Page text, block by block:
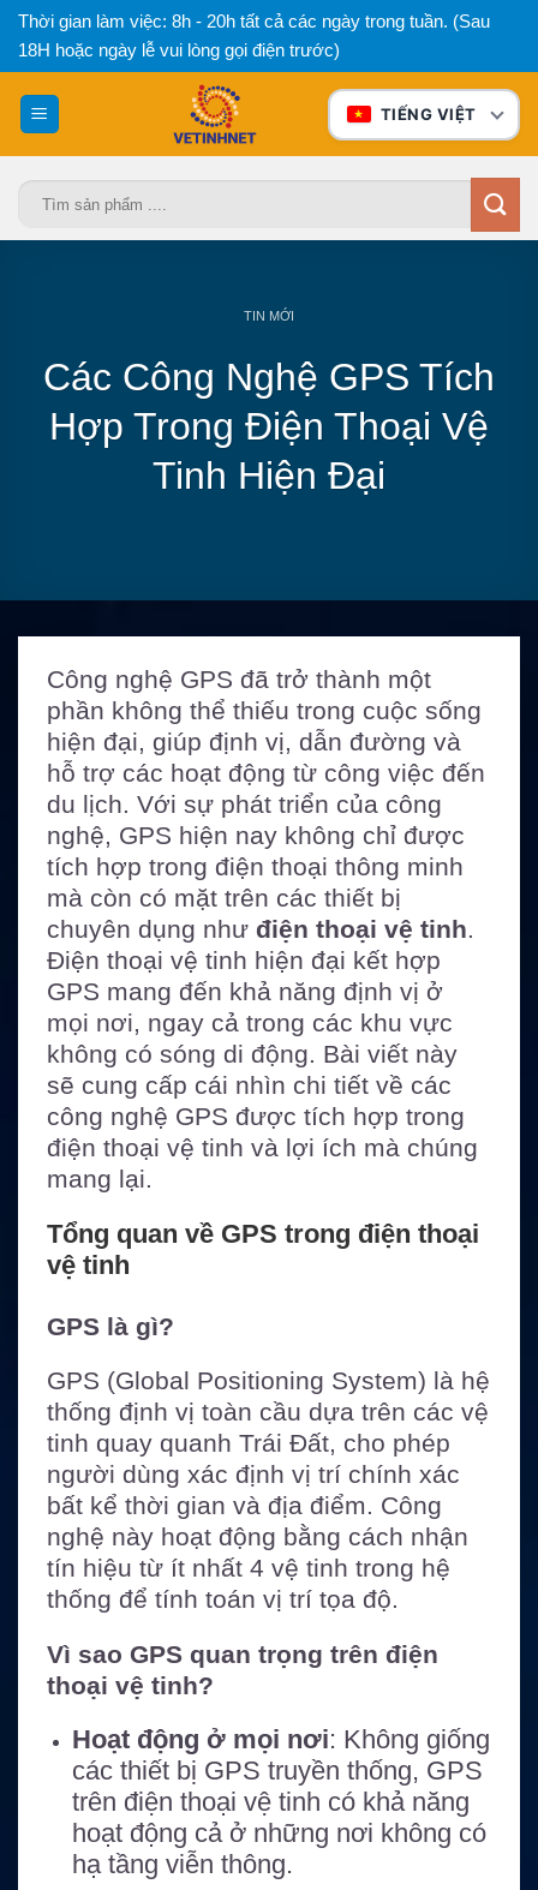
Bỏ
qua
nội
dung
Thời gian làm việc: 8h - 20h tất cả các ngày trong tuần. (Sau
18H hoặc ngày lễ vui lòng gọi điện trước)
TIẾNG VIỆT
TIN MỚI
Các Công Nghệ GPS Tích
Hợp Trong Điện Thoại Vệ
Tinh Hiện Đại
Công nghệ GPS đã trở thành một
phần không thể thiếu trong cuộc sống
hiện đại, giúp định vị, dẫn đường và
hỗ trợ các hoạt động từ công việc đến
du lịch. Với sự phát triển của công
nghệ, GPS hiện nay không chỉ được
tích hợp trong điện thoại thông minh
mà còn có mặt trên các thiết bị
chuyên dụng như điện thoại vệ tinh.
Điện thoại vệ tinh hiện đại kết hợp
GPS mang đến khả năng định vị ở
mọi nơi, ngay cả trong các khu vực
không có sóng di động. Bài viết này
sẽ cung cấp cái nhìn chi tiết về các
công nghệ GPS được tích hợp trong
điện thoại vệ tinh và lợi ích mà chúng
mang lại.
Tổng quan về GPS trong điện thoại
vệ tinh
GPS là gì?
GPS (Global Positioning System) là hệ
thống định vị toàn cầu dựa trên các vệ
tinh quay quanh Trái Đất, cho phép
người dùng xác định vị trí chính xác
bất kể thời gian và địa điểm. Công
nghệ này hoạt động bằng cách nhận
tín hiệu từ ít nhất 4 vệ tinh trong hệ
thống để tính toán vị trí tọa độ.
Vì sao GPS quan trọng trên điện
thoại vệ tinh?
Hoạt động ở mọi nơi: Không giống
các thiết bị GPS truyền thống, GPS
trên điện thoại vệ tinh có khả năng
hoạt động cả ở những nơi không có
hạ tầng viễn thông.